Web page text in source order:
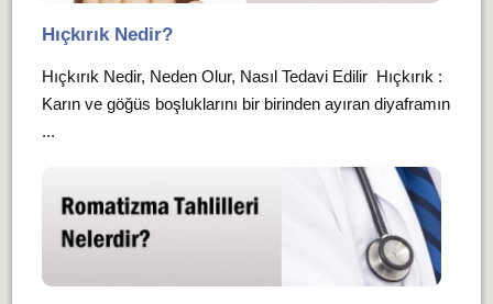
Hıçkırık Nedir?
Hıçkırık Nedir, Neden Olur, Nasıl Tedavi Edilir Hıçkırık :
Karın ve göğüs boşluklarını bir birinden ayıran diyaframın
...